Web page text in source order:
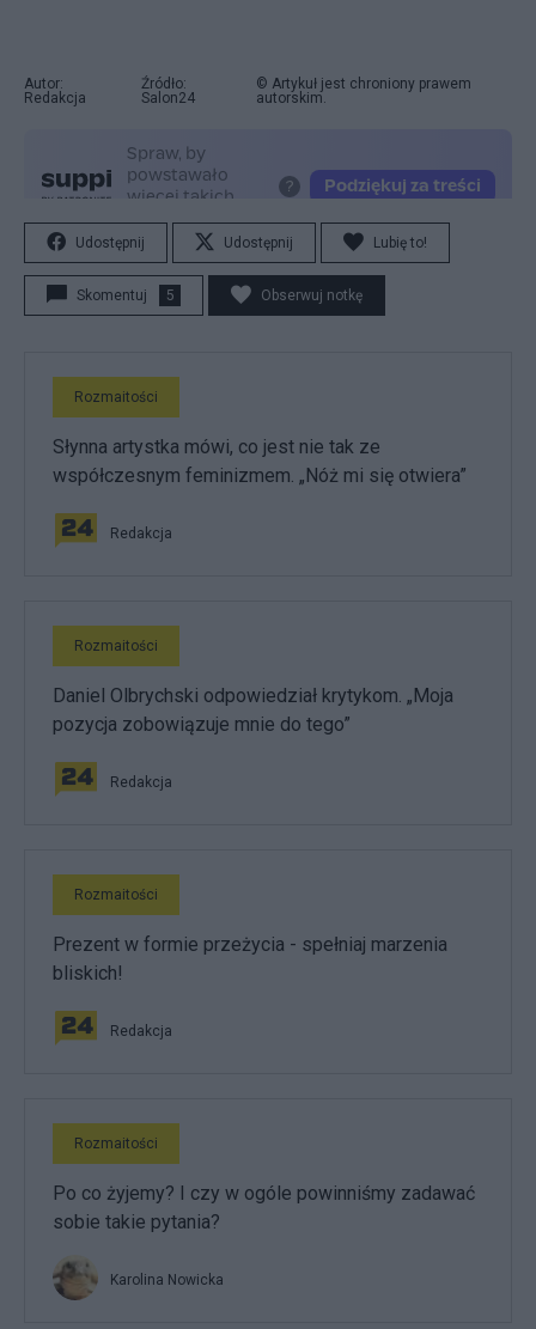
Autor:
Redakcja
Źródło:
Salon24
© Artykuł jest chroniony prawem
autorskim.
Udostępnij Udostępnij Lubię to!
Skomentuj 5 Obserwuj notkę
Rozmaitości
Słynna artystka mówi, co jest nie tak ze
współczesnym feminizmem. „Nóż mi się otwiera”
Redakcja
Rozmaitości
Daniel Olbrychski odpowiedział krytykom. „Moja
pozycja zobowiązuje mnie do tego”
Redakcja
Rozmaitości
Prezent w formie przeżycia - spełniaj marzenia
bliskich!
Redakcja
Rozmaitości
Po co żyjemy? I czy w ogóle powinniśmy zadawać
sobie takie pytania?
Karolina Nowicka